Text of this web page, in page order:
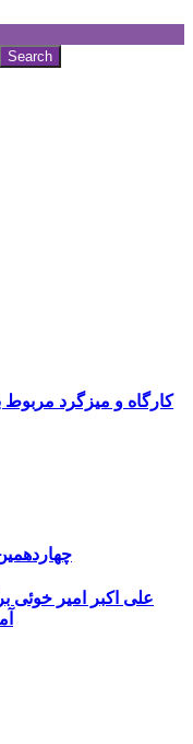
کارگاه و میزگرد
علی اکبر امیر خوئی